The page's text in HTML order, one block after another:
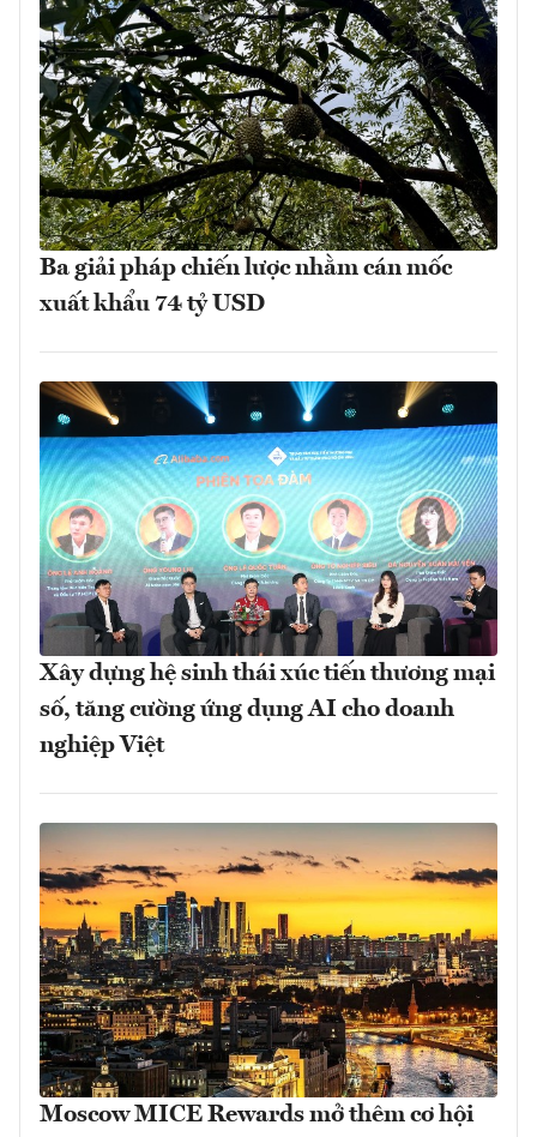
Ba giải pháp chiến lược nhằm cán mốc
xuất khẩu 74 tỷ USD
Xây dựng hệ sinh thái xúc tiến thương mại
số, tăng cường ứng dụng AI cho doanh
nghiệp Việt
Moscow MICE Rewards mở thêm cơ hội